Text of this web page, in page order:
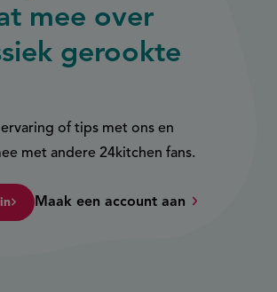
mee over
gerookte
of tips met ons en
met andere 24kitchen fans.
Maak een account aan